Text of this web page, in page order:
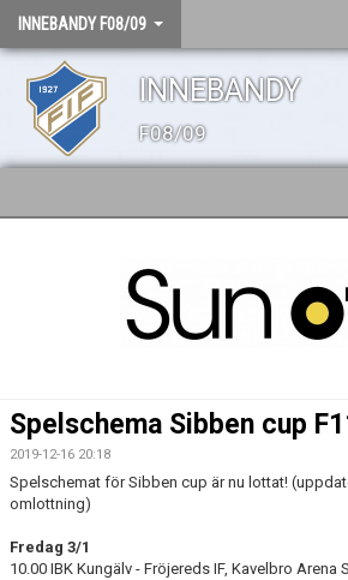
INNEBANDY F08/09
INNEBANDY
F08/09
DOKUMENT
KONTAKT
MATCHER
Spelschema Sibben cup
2019-12-16 20:18
Spelschemat för Sibben cup är nu lottat!
omlottning)
Fredag 3/1
10.00 IBK Kungälv - Fröjereds IF, Kavelbro Arena